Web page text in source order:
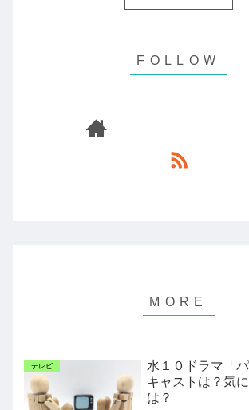
テレビ
水１０ドラマ「
キャストは？気
は？